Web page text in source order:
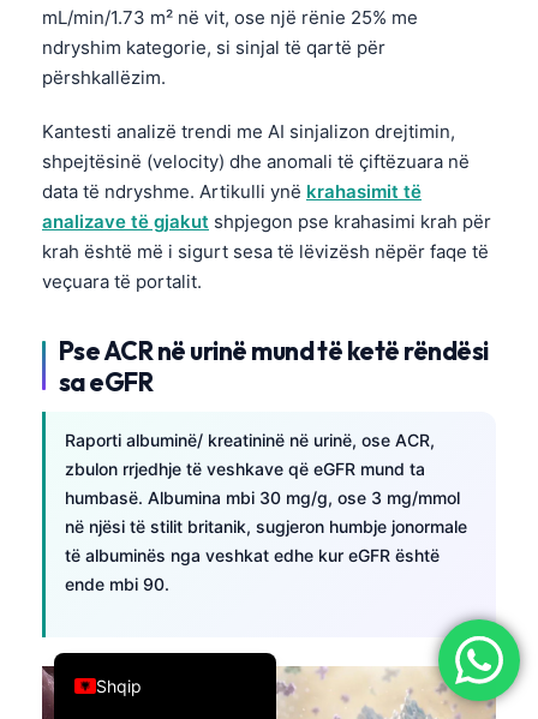
mL/min/1.73 m² në vit, ose një rënie 25% me
ndryshim kategorie, si sinjal të qartë për
përshkallëzim.
Kantesti analizë trendi me AI sinjalizon drejtimin,
shpejtësinë (velocity) dhe anomali të çiftëzuara në
data të ndryshme. Artikulli ynë krahasimit të
analizave të gjakut shpjegon pse krahasimi krah për
krah është më i sigurt sesa të lëvizësh nëpër faqe të
veçuara të portalit.
Pse ACR në urinë mund të ketë rëndësi
sa eGFR
Raporti albuminë/ kreatininë në urinë, ose ACR,
zbulon rrjedhje të veshkave që eGFR mund ta
humbasë. Albumina mbi 30 mg/g, ose 3 mg/mmol
në njësi të stilit britanik, sugjeron humbje jonormale
të albuminës nga veshkat edhe kur eGFR është
ende mbi 90.
Shqip
العربية
Français
עִבְרִית
Italiano
Português
Türkçe
Română
简体中文
فارسی
Български
Dansk
Nederlands
हिन्दी